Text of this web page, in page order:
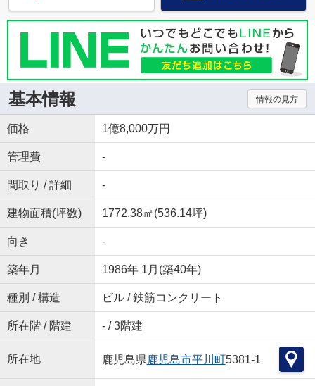
基本情報 情報の見方
価格 1億8,000万円
管理費 -
間取り / 詳細 -
建物面積(坪数) 1772.38㎡(536.14坪)
向き -
築年月 1986年 1月(築40年)
種別 / 構造 ビル / 鉄筋コンクリート
所在階 / 階建 - / 3階建
所在地 鹿児島県鹿児島市平川町5381-1